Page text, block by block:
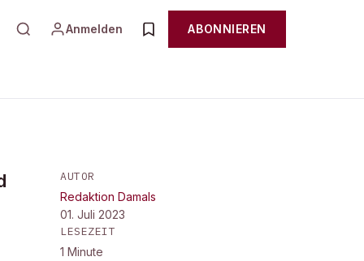
Anmelden ABONNIEREN
AUTOR
Redaktion Damals
01. Juli 2023
LESEZEIT
1 Minute